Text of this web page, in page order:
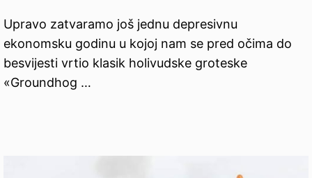
Upravo zatvaramo još jednu depresivnu
ekonomsku godinu u kojoj nam se pred očima do
besvijesti vrtio klasik holivudske groteske
«Groundhog …